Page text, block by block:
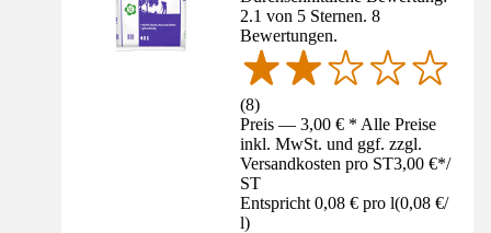
2.1 von 5 Sternen. 8
Bewertungen.
(8)
Preis — 3,00 € * Alle Preise
inkl. MwSt. und ggf. zzgl.
Versandkosten pro ST3,00 €*/
ST
Entspricht 0,08 € pro l(0,08 €/
l)